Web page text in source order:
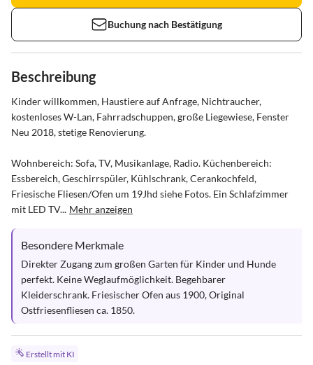
Buchung nach Bestätigung
Beschreibung
Kinder willkommen, Haustiere auf Anfrage, Nichtraucher,
kostenloses W-Lan, Fahrradschuppen, große Liegewiese, Fenster
Neu 2018, stetige Renovierung.
Wohnbereich: Sofa, TV, Musikanlage, Radio. Küchenbereich:
Essbereich, Geschirrspüler, Kühlschrank, Cerankochfeld,
Friesische Fliesen/Ofen um 19Jhd siehe Fotos. Ein Schlafzimmer
mit LED TV... Mehr anzeigen
Besondere Merkmale
Direkter Zugang zum großen Garten für Kinder und Hunde
perfekt. Keine Weglaufmöglichkeit. Begehbarer
Kleiderschrank. Friesischer Ofen aus 1900, Original
Ostfriesenfliesen ca. 1850.
Erstellt mit KI